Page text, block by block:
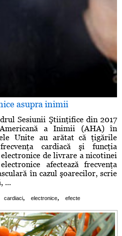
asupra inimii
Sesiunii Ştiinţifice din 2017
a Inimii (AHA) în
Unite au arătat că ţigările
cardiacă şi funcţia
de livrare a nicotinei
afectează frecvenţa
în cazul şoarecilor, scrie
...
cardiaci, electronice, efecte